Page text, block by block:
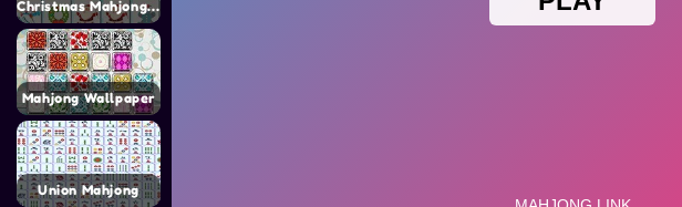
Christmas Mahjong 247
Mahjong Wallpaper
Union Mahjong